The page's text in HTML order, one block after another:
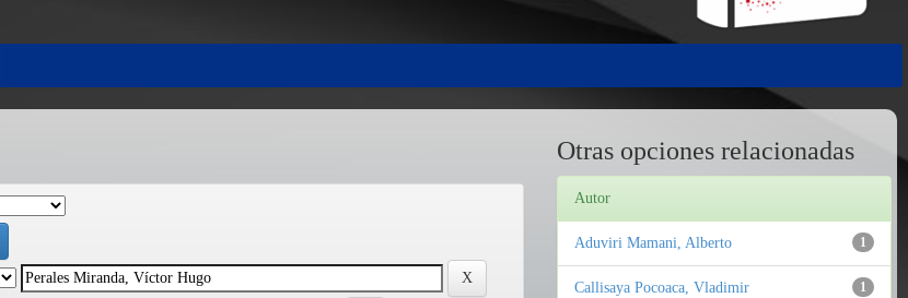
Otras opciones relacionadas
Autor
1
Aduviri Mamani, Alberto
1
Callisaya Pocoaca, Vladimir